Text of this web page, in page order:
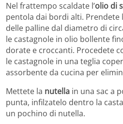
Nel frattempo scaldate l’olio di
pentola dai bordi alti. Prendete
delle palline dal diametro di
le castagnole in olio bollente
dorate e croccanti. Procedete
le castagnole in una teglia
assorbente da cucina per
Mettete la nutella in una sac a
punta, infilzatelo dentro la
un pochino di nutella.